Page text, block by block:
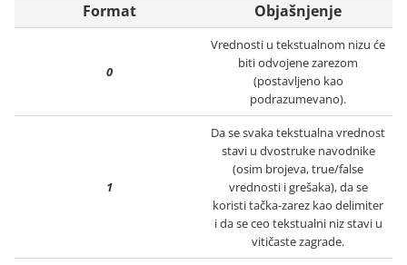
Format Objašnjenje
0
Vrednosti u tekstualnom nizu će
biti odvojene zarezom
(postavljeno kao
podrazumevano).
1
Da se svaka tekstualna vrednost
stavi u dvostruke navodnike
(osim brojeva, true/false
vrednosti i grešaka), da se
koristi tačka-zarez kao delimiter
i da se ceo tekstualni niz stavi u
vitičaste zagrade.